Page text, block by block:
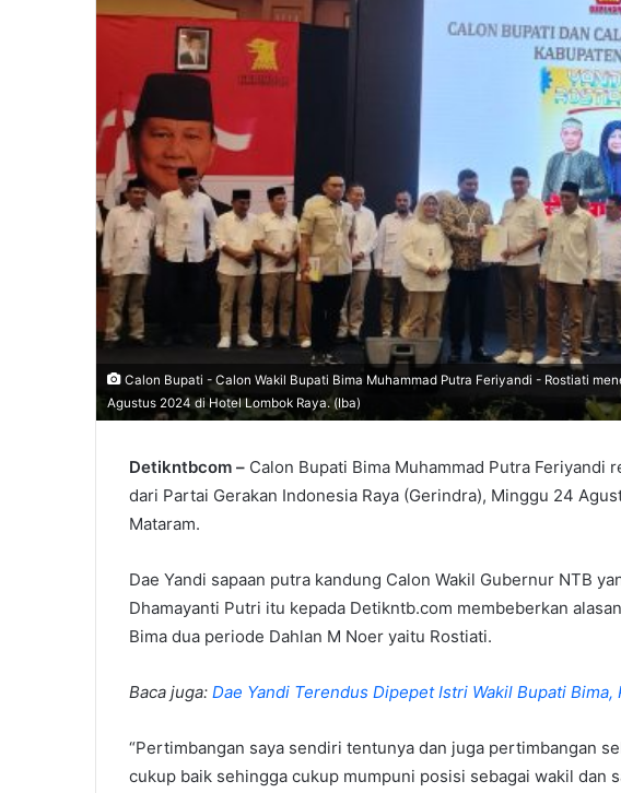
Calon Bupati - Calon Wakil Bupati Bima Muhammad Putra Feriyandi - Rostiati
Agustus 2024 di Hotel Lombok Raya. (Iba)
Detikntbcom – Calon Bupati Bima Muhammad Putra Feriyandi
dari Partai Gerakan Indonesia Raya (Gerindra), Minggu 24
Mataram.
Dae Yandi sapaan putra kandung Calon Wakil Gubernur NTB
Dhamayanti Putri itu kepada Detikntb.com membeberkan
Bima dua periode Dahlan M Noer yaitu Rostiati.
Baca juga: Dae Yandi Terendus Dipepet Istri Wakil Bupati Bima,
“Pertimbangan saya sendiri tentunya dan juga pertimbangan
cukup baik sehingga cukup mumpuni posisi sebagai wakil dan